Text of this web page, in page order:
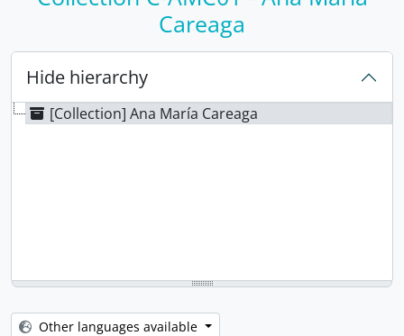
Careaga
Hide hierarchy
[Collection] Ana María Careaga
Other languages available